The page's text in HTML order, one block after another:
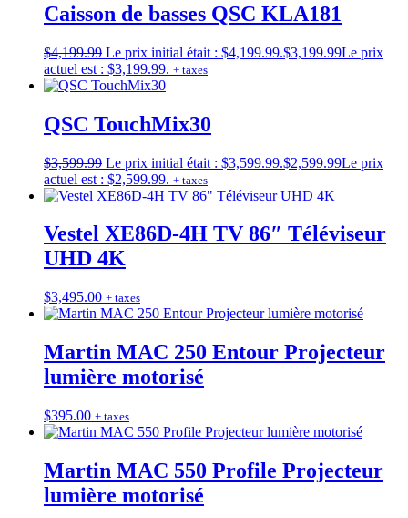
Caisson de basses QSC KLA181
$4,199.99 Le prix initial était : $4,199.99.$3,199.99Le prix
actuel est : $3,199.99. + taxes
QSC TouchMix30
$3,599.99 Le prix initial était : $3,599.99.$2,599.99Le prix
actuel est : $2,599.99. + taxes
Vestel XE86D-4H TV 86″ Téléviseur
UHD 4K
$3,495.00 + taxes
Martin MAC 250 Entour Projecteur
lumière motorisé
$395.00 + taxes
Martin MAC 550 Profile Projecteur
lumière motorisé